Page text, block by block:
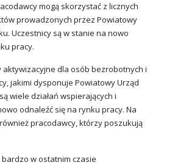
mogą skorzystać z licznych
prowadzonych przez Powiatowy
Uczestnicy są w stanie na nowo
pracy.
aktywizacyjne dla osób bezrobotnych i
jakimi dysponuje Powiatowy Urząd
wiele działań wspierających i
odnaleźć się na rynku pracy. Na
pracodawcy, którzy poszukują
w ostatnim czasie